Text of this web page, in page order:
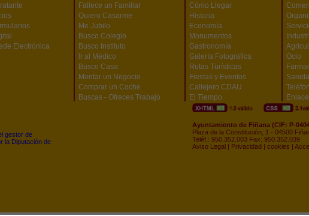
Electrónica
Fallece un Familiar
Quiero Casarme
Me Jubilo
Busco Colegio
Busco Instituto
Ir al Médico
Busco Casa
Montar un Negocio
Comprar un Coche
Buscas - Ofreces Trabajo
Cómo Llegar
Historia
Economía
Monumentos
Gastronomía
Galería Fotográfica
Rutas Turísticas
Fiestas y Eventos
Callejero CDAU
El Tiempo
Ocio
gestor de
la Diputación de
Ayuntamiento de Fiñana (CIF: P-
Plaza de la Constitución, 1 - 04500
Teléf.: 950.352.003 Fax: 950.352.039
Aviso Legal | Privacidad | cookies |